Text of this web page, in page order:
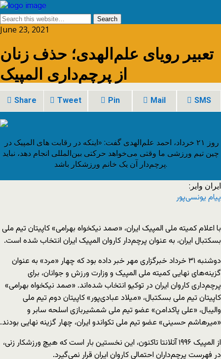
June 23, 2021
تعبیر رویای علم‌الهدی؛ حذف زنان
از پرچم‌داری المپیک
Share Tweet Pin Mail SMS
چین تیم ورزشی ما وقتی می‌خواهد حرکتی بین‌المللی انجام دهد، نباید
پرچم‌دار آن یک خانم ورزشکار باشد.
ایران وایر:
پیام یونسی‌پور
با اعلام کمیته ملی المپیک ایران، «صمد نیکخواه بهرامی» کاپیتان تیم ملی
بسکتبال ایران، به عنوان پرچم‌دار کاروان المپیک ایران انتخاب شده است.
دوشنبه ۳۱ خرداد خبرگزاری مهر خبر داده بود که چهار «مرد» به عنوان
گزینه‌های نهایی کمیته ملی المپیک و وزارت ورزش و جوانان، برای
پرچم‌داری کاروان ایران در توکیو انتخاب شده‌اند. «صمد نیکخواه بهرامی»
کاپیتان تیم ملی بسکتبال، «میلاد عبادی‌پور» کاپیتان دوم تیم ملی
والیبال، «علی پاکدامن» عضو تیم ملی شمشیربازی اسلحه سابر و
«میرهاشم حسینی» عضو تیم ملی تکواندو ایران، چهار گزینه نهایی بودند.
از المپیک ۱۹۹۶ آتلانتا تاکنون، این نخستین بار است که هیچ ورزشکار زنی،
در فهرست پرچم‌داران احتمالی کاروان ایران قرار نمی‌گیرد.